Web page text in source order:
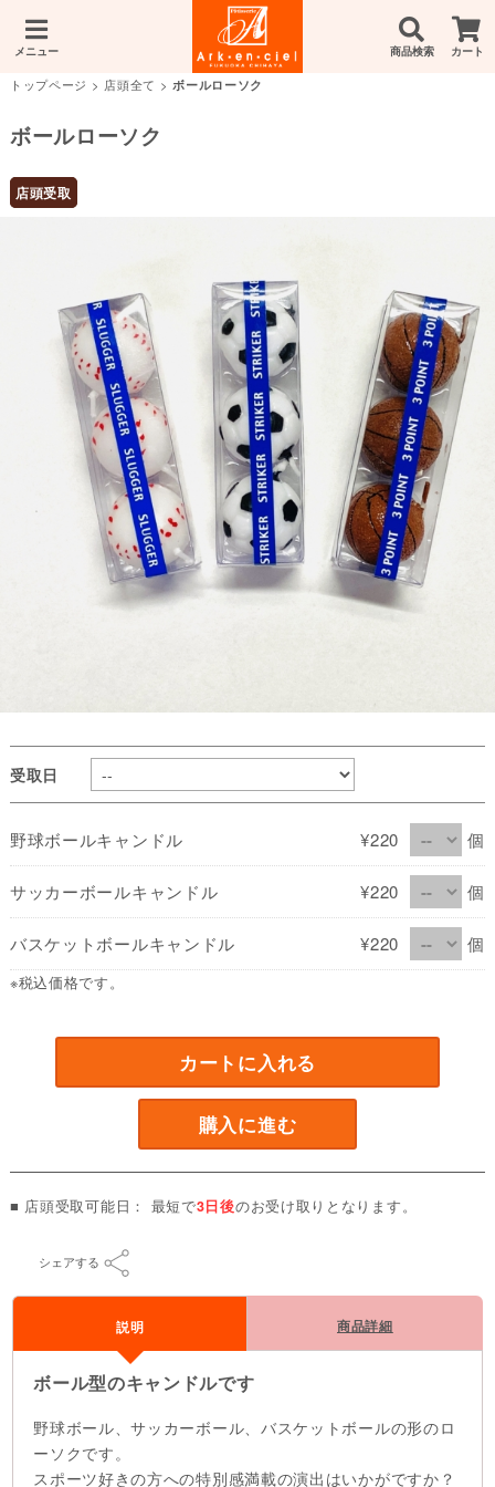
メニュー 商品検索 カート
トップページ > 店頭全て > ボールローソク
ボールローソク
店頭受取
受取日
野球ボールキャンドル ¥220 個
サッカーボールキャンドル ¥220 個
バスケットボールキャンドル ¥220 個
※税込価格です。
カートに入れる
購入に進む
■ 店頭受取可能日： 最短で3日後のお受け取りとなります。
シェアする
説明 商品詳細
ボール型のキャンドルです
野球ボール、サッカーボール、バスケットボールの形のロ
ーソクです。
スポーツ好きの方への特別感満載の演出はいかがですか？